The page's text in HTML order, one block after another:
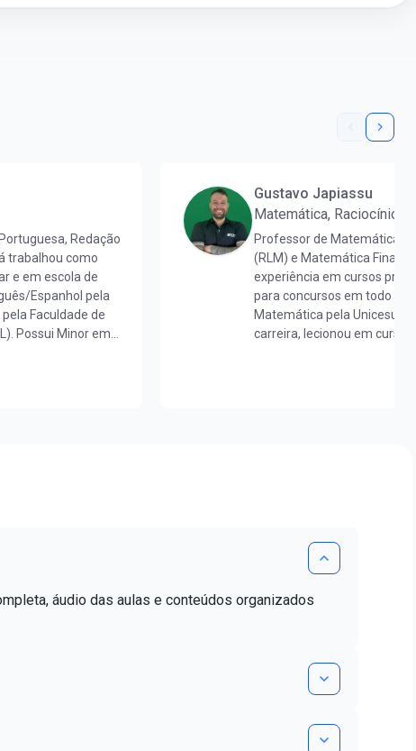
Redação
trabalhou como
e em escola de
Espanhol pela
Faculdade de
Possui Minor em
Gustavo Japiassu
Matemática, Raciocínio
Professor de Matemática,
(RLM) e Matemática
experiência em cursos pré-
para concursos em todo o
Matemática pela
carreira, lecionou em cursos
áudio das aulas e conteúdos organizados